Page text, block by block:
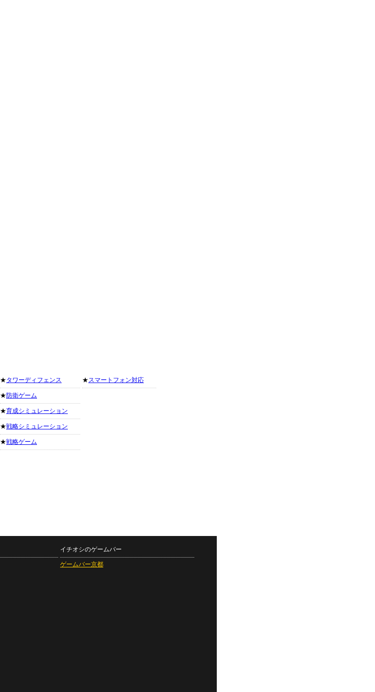
★タワーディフェンス
★防衛ゲーム
★育成シミュレーション
★戦略シミュレーション
★戦略ゲーム
★スマートフォン対応
イチオシのゲームバー
ゲームバー京都